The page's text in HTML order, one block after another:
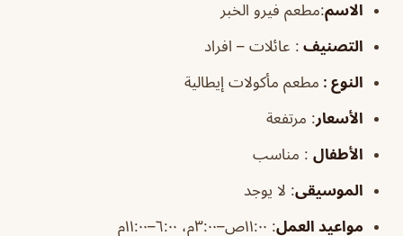
الاسم:مطعم فيرو الخبر
التصنيف : عائلات – افراد
النوع : مطعم مأكولات إيطالية
الأسعار: مرتفعة
الأطفال : مناسب
الموسيقى: لا يوجد
مواعيد العمل: ١١:٠٠ص–٣:٠٠م، ٦:٠٠–١١:٠٠م